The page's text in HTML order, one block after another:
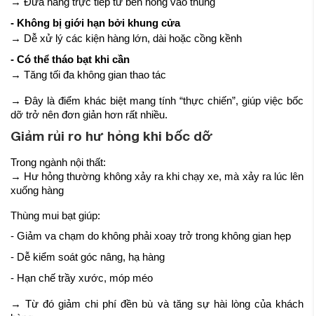
- Không bị giới hạn bởi khung cửa
→ Dễ xử lý các kiện hàng lớn, dài hoặc cồng kềnh
- Có thể tháo bạt khi cần
→ Tăng tối đa không gian thao tác
→ Đây là điểm khác biệt mang tính “thực chiến”, giúp việc bốc
dỡ trở nên đơn giản hơn rất nhiều.
Giảm rủi ro hư hỏng khi bốc dỡ
Trong ngành nội thất:
→ Hư hỏng thường không xảy ra khi chạy xe, mà xảy ra lúc lên
xuống hàng
Thùng mui bạt giúp:
- Giảm va chạm do không phải xoay trở trong không gian hẹp
- Dễ kiểm soát góc nâng, hạ hàng
- Hạn chế trầy xước, móp méo
→ Từ đó giảm chi phí đền bù và tăng sự hài lòng của khách